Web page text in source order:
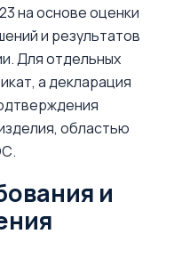
на основе оценки
и результатов
Для отдельных
а декларация
областью
и